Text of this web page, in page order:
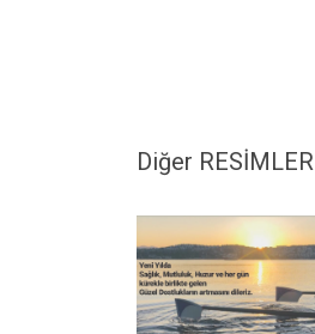
Diğer RESİMLER